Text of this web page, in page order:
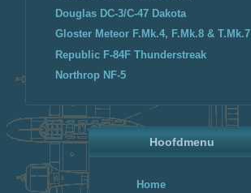
Hoofdmenu
Home
Douglas DC-3/C-47 Dakota
Gloster Meteor F.Mk.4, F.Mk.8 & T.Mk.7
Republic F-84F Thunderstreak
Northrop NF-5